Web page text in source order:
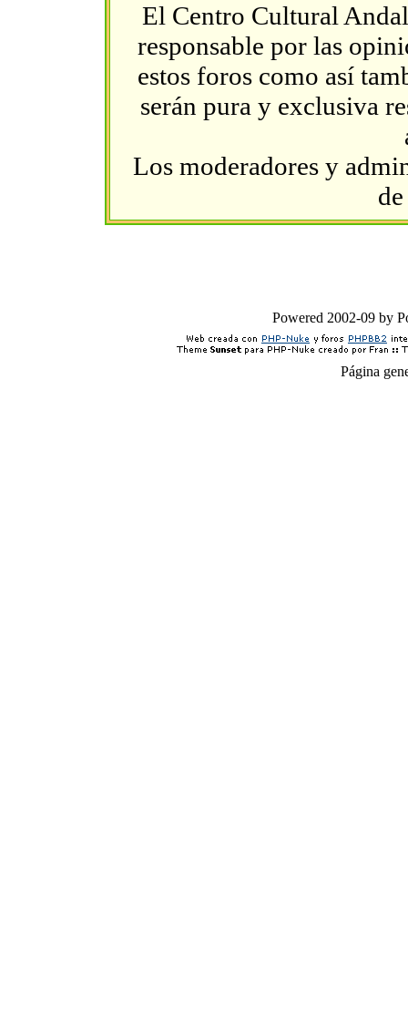
El Centro Cultural
responsable por las
estos foros como así
serán pura y exclusiva
Los moderadores y
Powered 2002-09 by
Página